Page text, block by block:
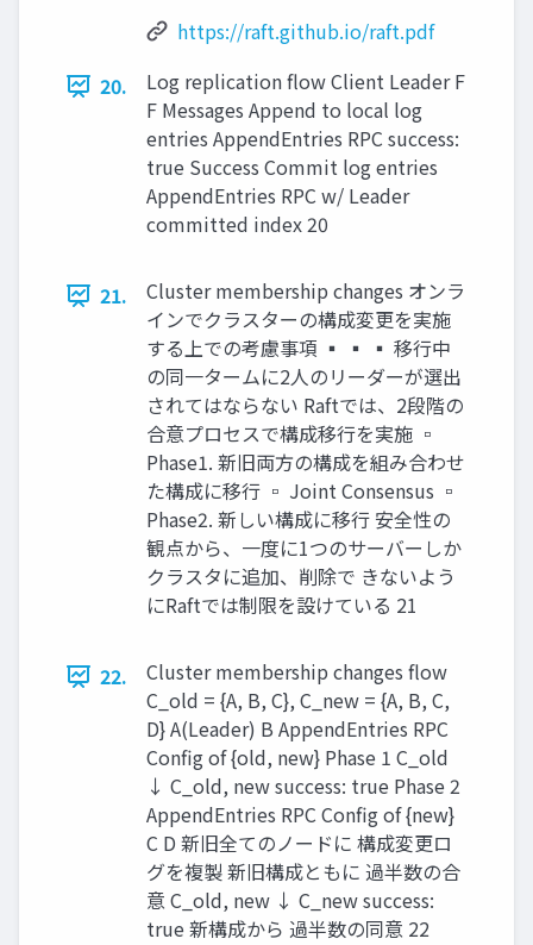
https://raft.github.io/raft.pdf
20.
Log replication ﬂow Client Leader F
F Messages Append to local log
entries AppendEntries RPC success:
true Success Commit log entries
AppendEntries RPC w/ Leader
committed index 20
21.
Cluster membership changes オンラ
インでクラスターの構成変更を実施
する上での考慮事項 ▪ ▪ ▪ 移行中
の同一タームに2人のリーダーが選出
されてはならない Raftでは、2段階の
合意プロセスで構成移行を実施 ▫
Phase1. 新旧両方の構成を組み合わせ
た構成に移行 ▫ Joint Consensus ▫
Phase2. 新しい構成に移行 安全性の
観点から、一度に1つのサーバーしか
クラスタに追加、削除で きないよう
にRaftでは制限を設けている 21
22.
Cluster membership changes ﬂow
C_old = {A, B, C}, C_new = {A, B, C,
D} A(Leader) B AppendEntries RPC
Conﬁg of {old, new} Phase 1 C_old
↓ C_old, new success: true Phase 2
AppendEntries RPC Conﬁg of {new}
C D 新旧全てのノードに 構成変更ロ
グを複製 新旧構成ともに 過半数の合
意 C_old, new ↓ C_new success:
true 新構成から 過半数の同意 22